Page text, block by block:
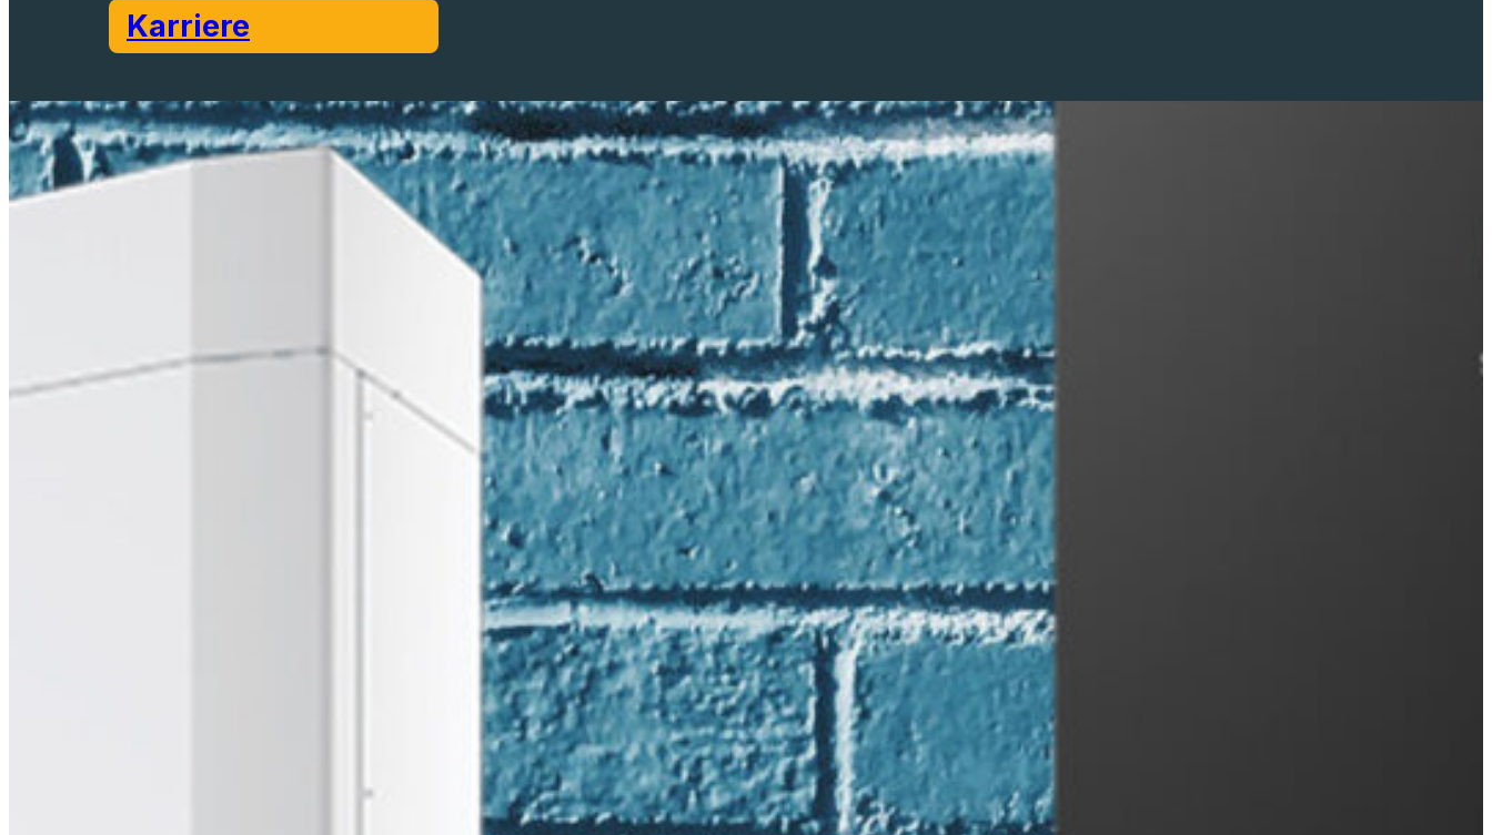
Karriere